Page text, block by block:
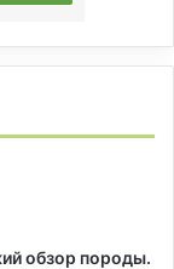
обзор породы.